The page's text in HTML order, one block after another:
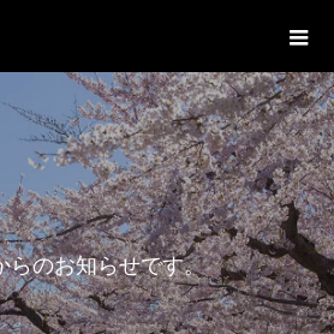
らのお知らせです。